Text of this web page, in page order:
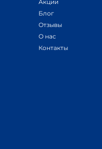
Акции
Блог
Отзывы
О нас
Контакты